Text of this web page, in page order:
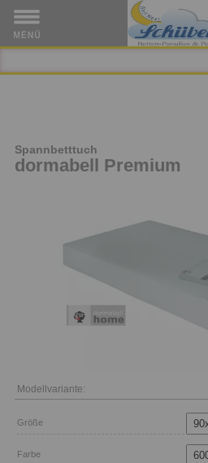
Spannbetttuch
dormabell Premium
Modellvariante:
Größe
Farbe